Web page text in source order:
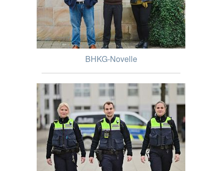
BHKG-Novelle